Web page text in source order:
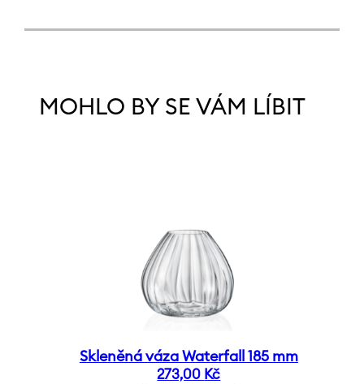
MOHLO BY SE VÁM LÍBIT
Skleněná váza Waterfall 185 mm
273,00 Kč